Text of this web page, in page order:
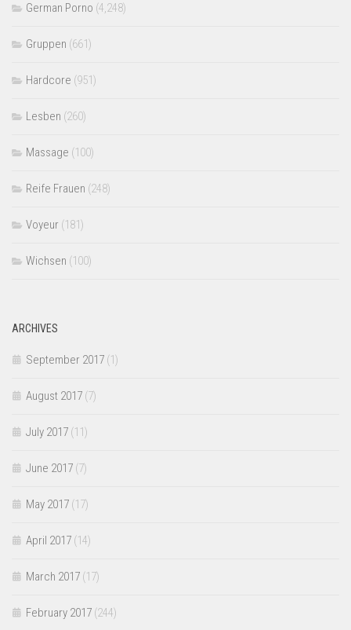
German Porno (4,248)
Gruppen (661)
Hardcore (951)
Lesben (260)
Massage (100)
Reife Frauen (248)
Voyeur (181)
Wichsen (100)
ARCHIVES
September 2017 (1)
August 2017 (7)
July 2017 (11)
June 2017 (7)
May 2017 (17)
April 2017 (14)
March 2017 (17)
February 2017 (244)